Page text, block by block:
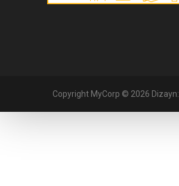
Copyright MyCorp © 2026 Dizayn: